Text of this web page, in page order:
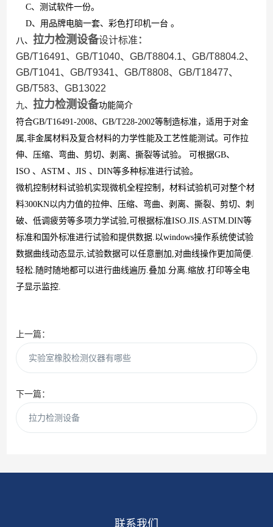
C、测试软件一份。
D、用品牌电脑一套、彩色打印机一台 。
八、 拉力检测设备设计标准 ：
GB/T16491、GB/T1040、GB/T8804.1、GB/T8804.2、
GB/T1041、GB/T9341、GB/T8808、GB/T18477、
GB/T583、GB13022
九、 拉力检测设备功能简介
符合GB/T16491-2008、GB/T228-2002等制造标准，适用于对金
属,非金属材料及复合材料的力学性能及工艺性能测试。
可作拉
伸、压缩、弯曲、剪切、剥离、撕裂等试验。 可根据GB、
ISO 、ASTM 、JIS 、DIN等多种标准进行试验。
微机控制材料试验机实现微机全程控制，材料试验机可对整个材
料300KN以内力值的拉伸、压缩、弯曲、剥离、撕裂、剪切、刺
破、低调疲劳等多项力学试验, 可根据标准ISO.JIS.ASTM.DIN等
标准和国外标准进行试验和提供数据.以windows操作系统使试验
数据曲线动态显示,试验数据可以任意删加 ,对曲线操作更加简便.
轻松. 随时随地都可以进行曲线遍历.叠加 .分离.缩放.打印等全电
子显示监控.
上一篇：
实验室橡胶检测仪器有哪些
下一篇：
拉力检测设备
联系我们